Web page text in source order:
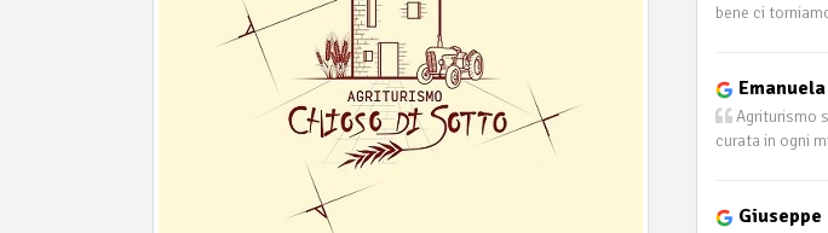
bene ci
Agriturismo
curata in ogni